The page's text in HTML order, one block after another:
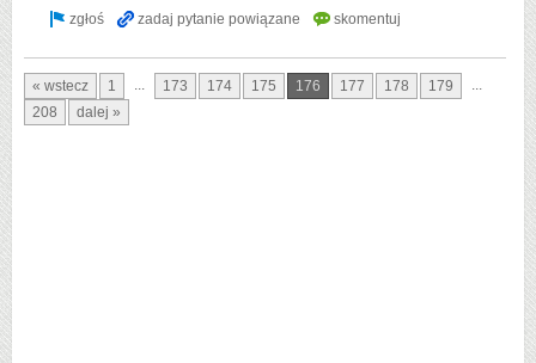
« wstecz 1 ... 173 174 175 176 177 178 179
...
208
dalej »